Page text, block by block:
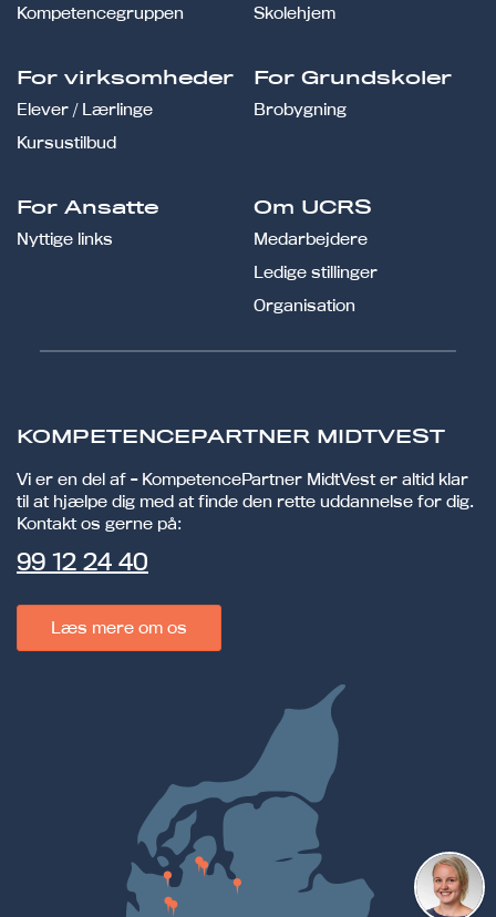
Kompetencegruppen
Skolehjem
For virksomheder
Elever / Lærlinge
Kursustilbud
For Grundskoler
Brobygning
For Ansatte
Nyttige links
Om UCRS
Medarbejdere
Ledige stillinger
Organisation
KOMPETENCEPARTNER MIDTVEST
Vi er en del af - KompetencePartner MidtVest er altid klar
til at hjælpe dig med at finde den rette uddannelse for dig.
Kontakt os gerne på:
99 12 24 40
Læs mere om os